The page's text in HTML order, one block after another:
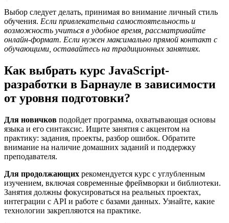
Выбор следует делать, принимая во внимание личный стиль
обучения. Если привлекательна самостоятельность и
возможность учиться в удобное время, рассматривайте
онлайн-формат. Если нужен максимально прямой контакт с
обучающими, оставайтесь на традиционных занятиях.
Как выбрать курс JavaScript-
разработки в Барнауле в зависимости
от уровня подготовки?
Для новичков подойдет программа, охватывающая основы
языка и его синтаксис. Ищите занятия с акцентом на
практику: задания, проекты, разбор ошибок. Обратите
внимание на наличие домашних заданий и поддержку
преподавателя.
Для продолжающих рекомендуется курс с углубленным
изучением, включая современные фреймворки и библиотеки.
Занятия должны фокусироваться на реальных проектах,
интеграции с API и работе с базами данных. Узнайте, какие
технологии закрепляются на практике.